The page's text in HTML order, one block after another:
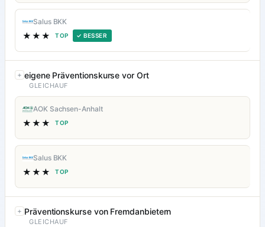
Salus BKK
★★★ TOP ✓ BESSER
eigene Präventionskurse vor Ort
GLEICHAUF
AOK Sachsen-Anhalt
★★★ TOP
Salus BKK
★★★ TOP
Präventionskurse von Fremdanbietern
GLEICHAUF